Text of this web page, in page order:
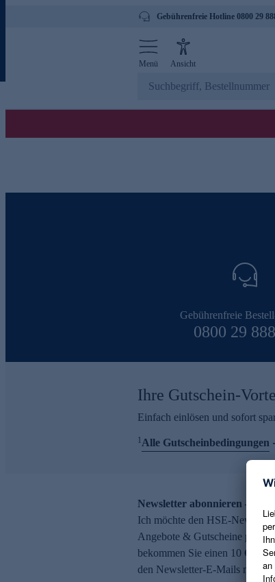
Gebührenfreie Hotline 0800 29
Menü Ansicht
Gebührenfreie
0800 29
Ihre Gutschein-
Einfach einlösen und sofort
1Alle Gutscheinbedingungen
Newsletter abonnieren – 10 €
Ich möchte den HSE-
Angebote & Gutscheine per
bekommen Sie einen 10 €
den Newsletter-E-Mails